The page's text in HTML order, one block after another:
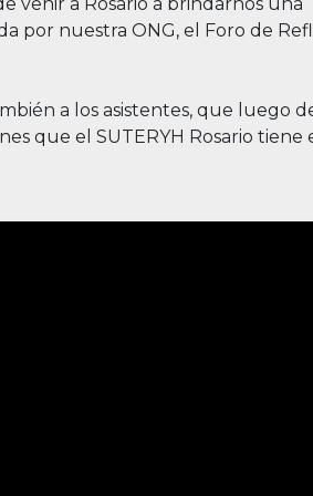
por nuestra ONG, el Foro de
a los asistentes, que luego
que el SUTERYH Rosario tiene